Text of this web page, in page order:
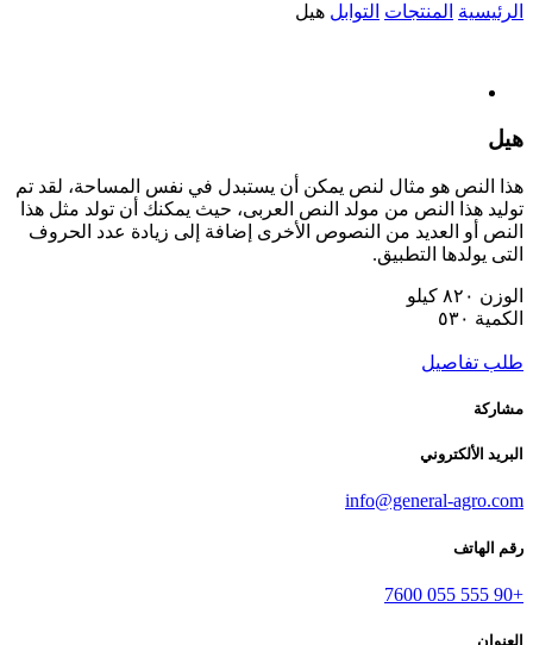
الرئيسية المنتجات التوابل هيل
هيل
هذا النص هو مثال لنص يمكن أن يستبدل في نفس المساحة، لقد تم
توليد هذا النص من مولد النص العربى، حيث يمكنك أن تولد مثل هذا
النص أو العديد من النصوص الأخرى إضافة إلى زيادة عدد الحروف
التى يولدها التطبيق.
الوزن ٨٢٠ كيلو
الكمية ٥٣٠
طلب تفاصيل
مشاركة
البريد الألكتروني
info@general-agro.com
رقم الهاتف
+90 555 055 7600
العنوان